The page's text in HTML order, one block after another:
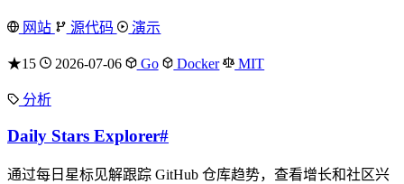
网站 源代码 演示
★15 2026-07-06 Go Docker MIT
分析
Daily Stars Explorer#
通过每日星标见解跟踪 GitHub 仓库趋势，查看增长和社区兴